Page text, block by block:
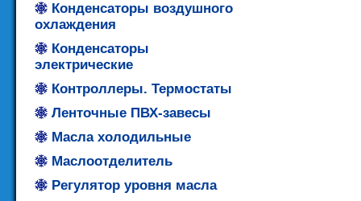
Конденсаторы воздушного
охлаждения
Конденсаторы
электрические
Контроллеры. Термостаты
Ленточные ПВХ-завесы
Масла холодильные
Маслоотделитель
Регулятор уровня масла